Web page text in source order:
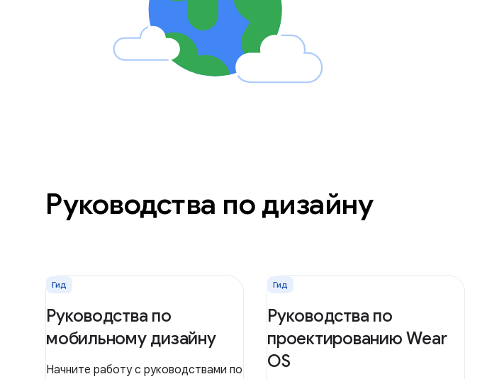
Руководства по дизайну
Гид
Руководства по
мобильному дизайну
Начните работу с руководствами по
Гид
Руководства по
проектированию Wear
OS